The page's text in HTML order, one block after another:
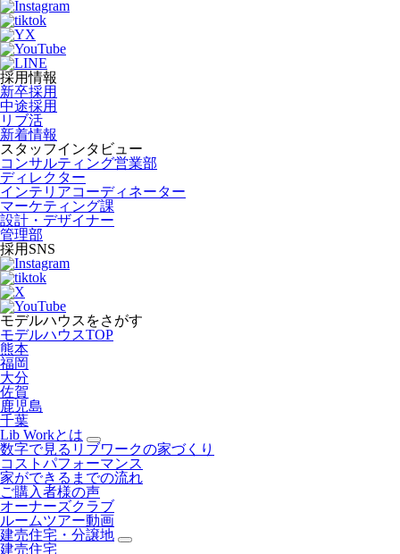
採用情報
新卒採用
中途採用
リブ活
新着情報
スタッフインタビュー
コンサルティング営業部
ディレクター
インテリアコーディネーター
マーケティング課
設計・デザイナー
管理部
採用SNS
モデルハウスをさがす
モデルハウスTOP
熊本
福岡
大分
佐賀
鹿児島
千葉
Lib Workとは
数字で見るリブワークの家づくり
コストパフォーマンス
家ができるまでの流れ
ご購入者様の声
オーナーズクラブ
ルームツアー動画
建売住宅・分譲地
建売住宅